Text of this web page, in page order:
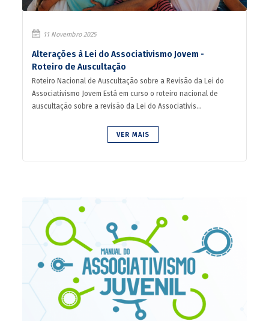
11 Novembro 2025
Alterações à Lei do Associativismo Jovem -
Roteiro de Auscultação
Roteiro Nacional de Auscultação sobre a Revisão da Lei do
Associativismo Jovem Está em curso o roteiro nacional de
auscultação sobre a revisão da Lei do Associativis...
VER MAIS